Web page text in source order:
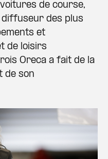
de course,
diffuseur des plus
et
de loisirs
Oreca a fait de la
de son